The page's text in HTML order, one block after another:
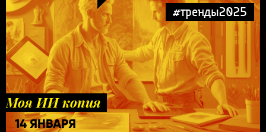
#тренды2025
Моя ИИ копия
14 ЯНВАРЯ